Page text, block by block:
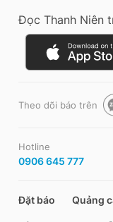
Đọc Thanh Niên
Theo dõi báo trên
Hotline
0906 645 777
Đặt báo Quảng